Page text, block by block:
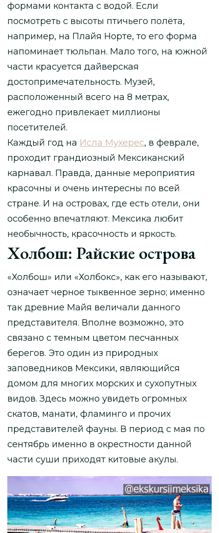
формами контакта с водой. Если
посмотреть с высоты птичьего полёта,
например, на Плайя Норте, то его форма
напоминает тюльпан. Мало того, на южной
части красуется дайверская
достопримечательность. Музей,
расположенный всего на 8 метрах,
ежегодно привлекает миллионы
посетителей.
Каждый год на Исла Мухерес, в феврале,
проходит грандиозный Мексиканский
карнавал. Правда, данные мероприятия
красочны и очень интересны по всей
стране. И на островах, где есть отели, они
особенно впечатляют. Мексика любит
необычность, красочность и яркость.
Холбош: Райские острова
«Холбош» или «Холбокс», как его называют,
означает черное тыквенное зерно; именно
так древние Майя величали данного
представителя. Вполне возможно, это
связано с темным цветом песчанных
берегов. Это один из природных
заповедников Мексики, являющийся
домом для многих морских и сухопутных
видов. Здесь можно увидеть огромных
скатов, манати, фламинго и прочих
представителей фауны. В период с мая по
сентябрь именно в окрестности данной
части суши приходят китовые акулы.